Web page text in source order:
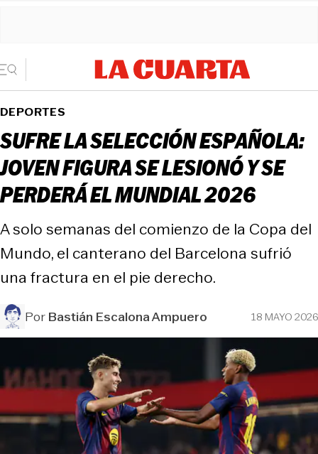
DEPORTES
SUFRE LA SELECCIÓN ESPAÑOLA:
JOVEN FIGURA SE LESIONÓ Y SE
PERDERÁ EL MUNDIAL 2026
A solo semanas del comienzo de la Copa del
Mundo, el canterano del Barcelona sufrió
una fractura en el pie derecho.
PorBastián Escalona Ampuero 18 MAYO 2026